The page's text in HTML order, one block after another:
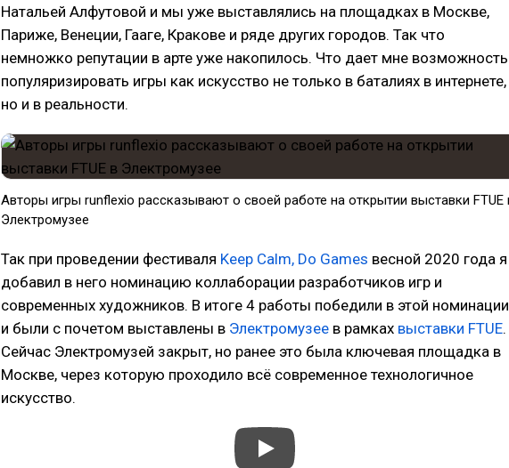
Натальей Алфутовой и мы уже выставлялись на площадках в Москве,
Париже, Венеции, Гааге, Кракове и ряде других городов. Так что
немножко репутации в арте уже накопилось. Что дает мне возможность
популяризировать игры как искусство не только в баталиях в интернете,
но и в реальности.
Авторы игры runflexio рассказывают о своей работе на открытии выставки FTUE
Электромузее
Так при проведении фестиваля Keep Calm, Do Games весной 2020 года я
добавил в него номинацию коллаборации разработчиков игр и
современных художников. В итоге 4 работы победили в этой номинации
и были с почетом выставлены в Электромузее в рамках выставки FTUE.
Сейчас Электромузей закрыт, но ранее это была ключевая площадка в
Москве, через которую проходило всё современное технологичное
искусство.